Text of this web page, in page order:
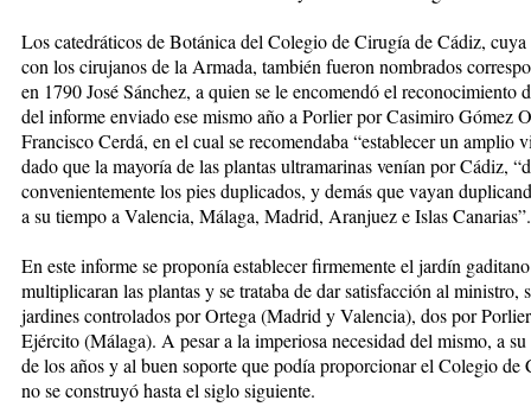
Los catedráticos de Botánica del Colegio de Cirugía de Cádiz,
con los cirujanos de la Armada, también fueron nombrados
en 1790 José Sánchez, a quien se le encomendó el reconocimiento
del informe enviado ese mismo año a Porlier por Casimiro Gómez
Francisco Cerdá, en el cual se recomendaba “establecer un amplio
dado que la mayoría de las plantas ultramarinas venían por Cádiz,
convenientemente los pies duplicados, y demás que vayan
a su tiempo a Valencia, Málaga, Madrid, Aranjuez e Islas Canarias”.
En este informe se proponía establecer firmemente el jardín
multiplicaran las plantas y se trataba de dar satisfacción al ministro,
jardines controlados por Ortega (Madrid y Valencia), dos por
Ejército (Málaga). A pesar a la imperiosa necesidad del mismo, a
de los años y al buen soporte que podía proporcionar el Colegio
no se construyó hasta el siglo siguiente.